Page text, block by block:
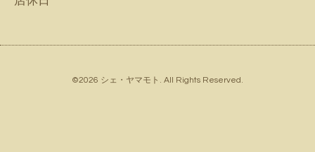
©2026 シェ・ヤマモト . All Rights Reserved.